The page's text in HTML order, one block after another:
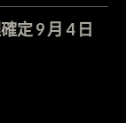
定 9 月 4 日